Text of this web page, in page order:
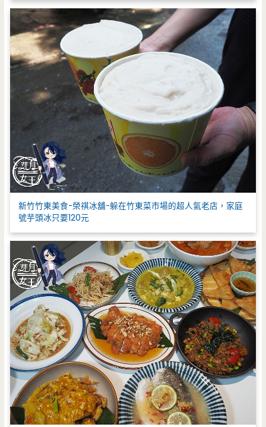
新竹竹東美食-榮祺冰舖-躲在竹東菜市場的超人氣老店，家庭
號芋頭冰只要120元